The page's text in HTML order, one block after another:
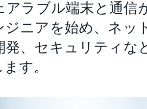
アラブル端末と通信
ジニアを始め、ネッ
発、セキュリティな
す。